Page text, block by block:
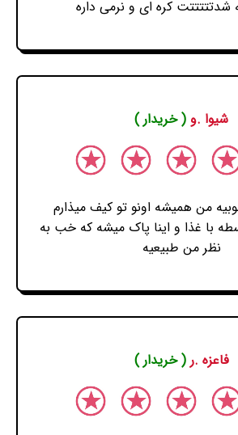
کره ای و نرمی داره
شیوا .و ( خریدار )
من همیشه اونو تو کیف میذارم
با غذا و اینا پاک میشه که خب به
نظر من طبیعیه
فاعزه .ر( خریدار )